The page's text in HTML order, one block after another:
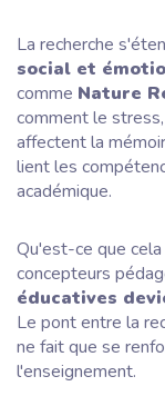
La recherche
social et
comme Nature
comment le
affectent la
lient les
académique.
Qu'est-ce que
concepteurs
éducatives
Le pont entre la
ne fait que se
l'enseignement.